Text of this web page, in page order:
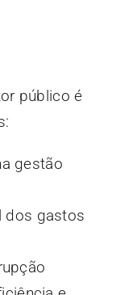
público é
gestão
dos gastos